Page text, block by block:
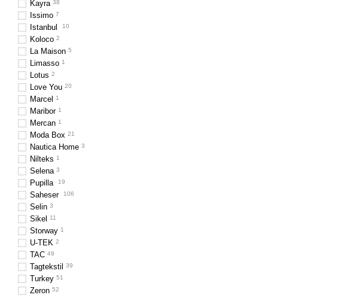
Kayra 38
Issimo 7
Istanbul 10
Koloco 2
La Maison 5
Limasso 1
Lotus 2
Love You 20
Marcel 1
Maribor 1
Mercan 1
Moda Box 21
Nautica Home 3
Nilteks 1
Selena 3
Pupilla 19
Saheser 106
Selin 3
Sikel​​​​​​​ 11
Storway 1
U-TEK 2
TAC 49
Tagtekstil 39
Turkey 51
Zeron 52